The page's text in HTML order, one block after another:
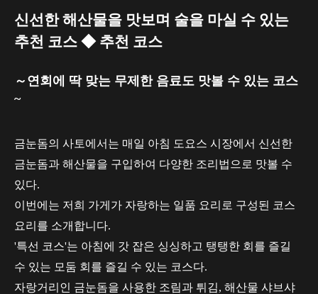
신선한 해산물을 맛보며 술을 마실 수 있는
추천 코스 ◆ 추천 코스
～연회에 딱 맞는 무제한 음료도 맛볼 수 있는 코스
~
금눈돔의 사토에서는 매일 아침 도요스 시장에서 신선한
금눈돔과 해산물을 구입하여 다양한 조리법으로 맛볼 수
있다.
이번에는 저희 가게가 자랑하는 일품 요리로 구성된 코스
요리를 소개합니다.
'특선 코스'는 아침에 갓 잡은 싱싱하고 탱탱한 회를 즐길
수 있는 모둠 회를 즐길 수 있는 코스다.
자랑거리인 금눈돔을 사용한 조림과 튀김, 해산물 샤브샤